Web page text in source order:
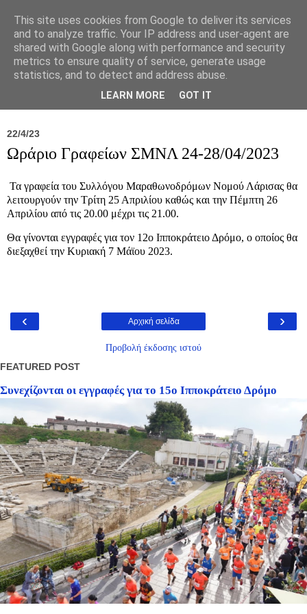
Σύλλογος Ιπποκράτειος
22/4/23
Ωράριο Γραφείων ΣΜΝΛ 24-28/04/2023
Τα γραφεία του Συλλόγου Μαραθωνοδρόμων Νομού Λάρισας θα
λειτουργούν την Τρίτη 25 Απριλίου καθώς και την Πέμπτη 26
Απριλίου από τις 20.00 μέχρι τις 21.00.
Θα γίνονται εγγραφές για τον 12ο Ιπποκράτειο Δρόμο, ο οποίος θα
διεξαχθεί την Κυριακή 7 Μάϊου 2023.
‹ ›
Αρχική σελίδα
Προβολή έκδοσης ιστού
FEATURED POST
Συνεχίζονται οι εγγραφές για το 15ο Ιπποκράτειο Δρόμο
This site uses cookies from Google to deliver its services
and to analyze traffic. Your IP address and user-agent are
shared with Google along with performance and security
metrics to ensure quality of service, generate usage
statistics, and to detect and address abuse.
LEARN MORE GOT IT